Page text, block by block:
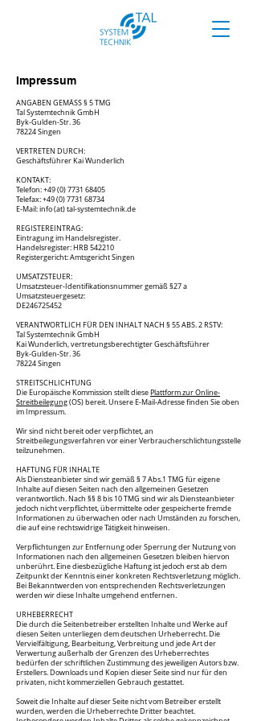
Impressum
ANGABEN GEMÄSS § 5 TMG
Tal Systemtechnik GmbH
Byk-Gulden-Str. 36
78224 Singen
VERTRETEN DURCH:
Geschäftsführer Kai Wunderlich
KONTAKT:
Telefon:+49 (0) 7731 68405
Telefax:+49 (0) 7731 68734
E-Mail: info (at) tal-systemtechnik.de
REGISTEREINTRAG:
Eintragung im Handelsregister.
Handelsregister: HRB 542210
Registergericht: Amtsgericht Singen
UMSATZSTEUER:
Umsatzsteuer-Identifikationsnummer gemäß §27 a
Umsatzsteuergesetz:
DE246725452
VERANTWORTLICH FÜR DEN INHALT NACH § 55 ABS. 2 RSTV:
Tal Systemtechnik GmbH
Kai Wunderlich, vertretungsberechtigter Geschäftsführer
Byk-Gulden-Str. 36
78224 Singen
STREITSCHLICHTUNG
Die Europäische Kommission stellt diesePlattform zur Online-
Streitbeilegung(OS) bereit. Unsere E-Mail-Adresse finden Sie oben
im Impressum.
Wir sind nicht bereit oder verpflichtet, an
Streitbeilegungsverfahren vor einer Verbraucherschlichtungsstelle
teilzunehmen.
HAFTUNG FÜR INHALTE
Als Diensteanbieter sind wir gemäß § 7 Abs.1 TMG für eigene
Inhalte auf diesen Seiten nach den allgemeinen Gesetzen
verantwortlich. Nach §§ 8 bis 10 TMG sind wir als Diensteanbieter
jedoch nicht verpflichtet, übermittelte oder gespeicherte fremde
Informationen zu überwachen oder nach Umständen zu forschen,
die auf eine rechtswidrige Tätigkeit hinweisen.
Verpflichtungen zur Entfernung oder Sperrung der Nutzung von
Informationen nach den allgemeinen Gesetzen bleiben hiervon
unberührt. Eine diesbezügliche Haftung ist jedoch erst ab dem
Zeitpunkt der Kenntnis einer konkreten Rechtsverletzung möglich.
Bei Bekanntwerden von entsprechenden Rechtsverletzungen
werden wir diese Inhalte umgehend entfernen.
URHEBERRECHT
Die durch die Seitenbetreiber erstellten Inhalte und Werke auf
diesen Seiten unterliegen dem deutschen Urheberrecht. Die
Vervielfältigung, Bearbeitung, Verbreitung und jede Art der
Verwertung außerhalb der Grenzen des Urheberrechtes
bedürfen der schriftlichen Zustimmung des jeweiligen Autors bzw.
Erstellers. Downloads und Kopien dieser Seite sind nur für den
privaten, nicht kommerziellen Gebrauch gestattet.
Soweit die Inhalte auf dieser Seite nicht vom Betreiber erstellt
wurden, werden die Urheberrechte Dritter beachtet.